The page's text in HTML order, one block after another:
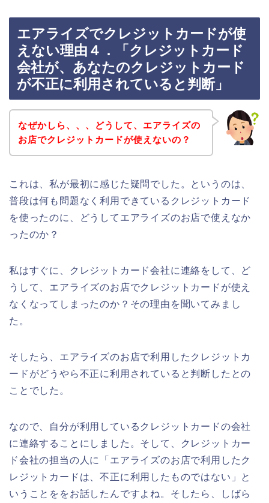
エアライズでクレジットカードが使
えない理由４．「クレジットカード
会社が、あなたのクレジットカード
が不正に利用されていると判断」
なぜかしら、、、どうして、エアライズの
お店でクレジットカードが使えないの？
これは、私が最初に感じた疑問でした。というのは、
普段は何も問題なく利用できているクレジットカード
を使ったのに、どうしてエアライズのお店で使えなか
ったのか？
私はすぐに、クレジットカード会社に連絡をして、ど
うして、エアライズのお店でクレジットカードが使え
なくなってしまったのか？その理由を聞いてみまし
た。
そしたら、エアライズのお店で利用したクレジットカ
ードがどうやら不正に利用されていると判断したとの
ことでした。
なので、自分が利用しているクレジットカードの会社
に連絡することにしました。そして、クレジットカー
ド会社の担当の人に「エアライズのお店で利用したク
レジットカードは、不正に利用したものではない」と
いうことををお話したんですよね。そしたら、しばら